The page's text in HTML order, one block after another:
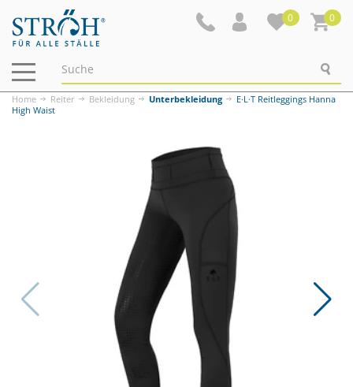
0 0
Navigation
ein-/ausblenden
Home Reiter Bekleidung Unterbekleidung
E·L·T Reitleggings Hanna
High Waist